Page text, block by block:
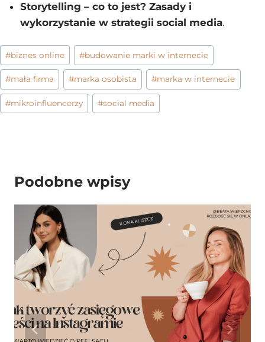
Storytelling – co to jest? Zasady i
wykorzystanie w strategii social media.
Tagi
wpisu:
#biznes online #budowanie marki w internecie
#mała firma #marka osobista #marka w internecie
#mikroinfluencerzy #social media
Podobne wpisy